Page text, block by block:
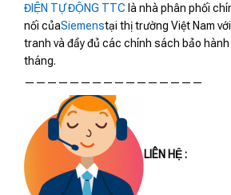
ĐIỆN TỰ ĐỘNG TTC là nhà phân phối
nối củaSiemenstại thị trường Việt Nam
tranh và đầy đủ các chính sách bảo
tháng.
————————————————
LIÊN HỆ :